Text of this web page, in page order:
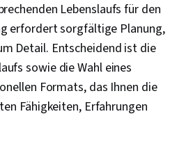
Lernen, Lernen
Künstliche Intelligenz, Bewertung
Entscheidungsbaum-Lernen,
NumPy, Reinforcement
Logistische
Technische Merkmale, Python-
Modell-Optimierung,
Lebenslaufs für den
erfordert sorgfältige Planung,
Detail. Entscheidend ist die
sowie die Wahl eines
Formats, das Ihnen die
Fähigkeiten, Erfahrungen